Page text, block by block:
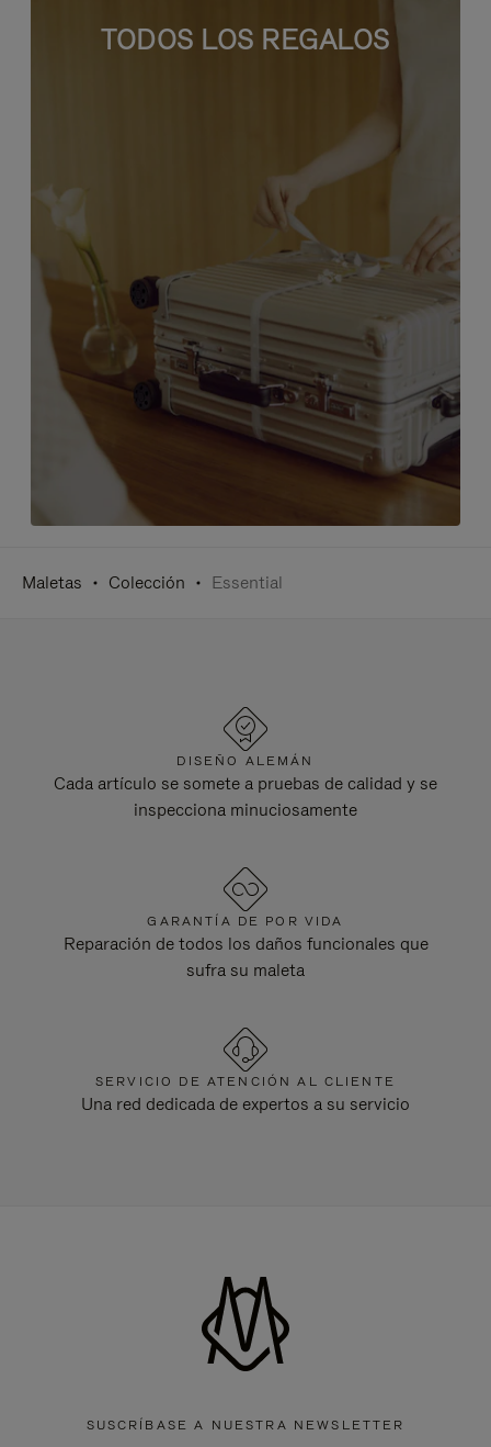
TODOS LOS REGALOS
Maletas Colección Essential
DISEÑO ALEMÁN
Cada artículo se somete a pruebas de calidad y se
inspecciona minuciosamente
GARANTÍA DE POR VIDA
Reparación de todos los daños funcionales que
sufra su maleta
SERVICIO DE ATENCIÓN AL CLIENTE
Una red dedicada de expertos a su servicio
SUSCRÍBASE A NUESTRA NEWSLETTER